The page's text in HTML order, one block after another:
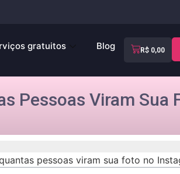
gratuitos Blog R$0,00
Pessoas Viram Sua